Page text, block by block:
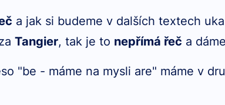
a jak si budeme v dalších textech
Tangier, tak je to nepřímá řeč a
"be - máme na mysli are" máme v